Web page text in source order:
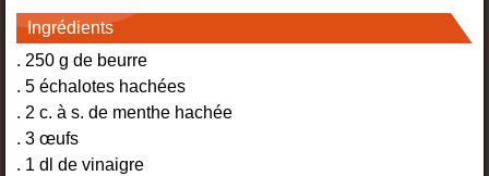
Ingrédients
. 250 g de beurre
. 5 échalotes hachées
. 2 c. à s. de menthe hachée
. 3 œufs
. 1 dl de vinaigre